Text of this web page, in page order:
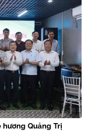
Quảng Trị